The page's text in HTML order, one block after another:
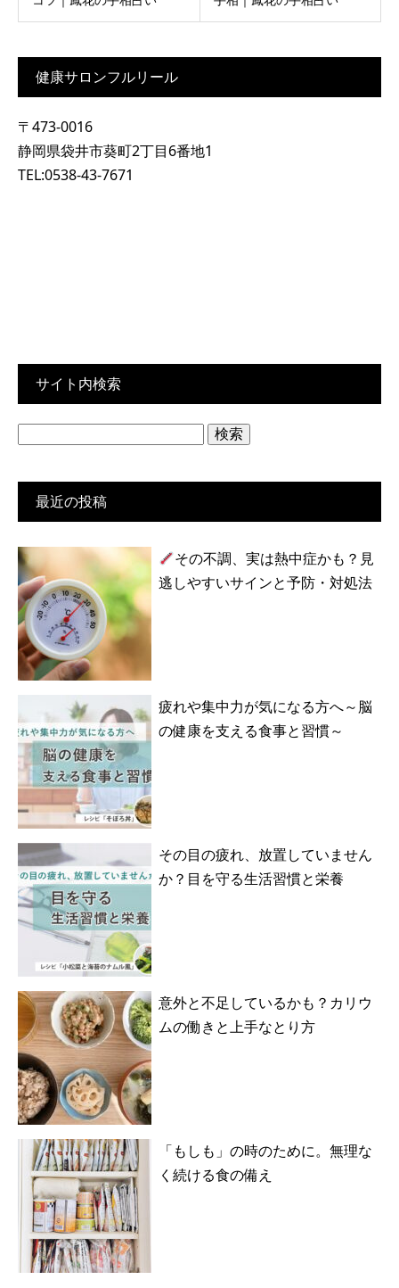
健康サロンフルリール
〒473-0016
静岡県袋井市葵町2丁目6番地1
TEL:0538-43-7671
サイト内検索
最近の投稿
その不調、実は熱中症かも？見
逃しやすいサインと予防・対処法
疲れや集中力が気になる方へ～脳
の健康を支える食事と習慣～
その目の疲れ、放置していません
か？目を守る生活習慣と栄養
意外と不足しているかも？カリウ
ムの働きと上手なとり方
「もしも」の時のために。無理な
く続ける食の備え